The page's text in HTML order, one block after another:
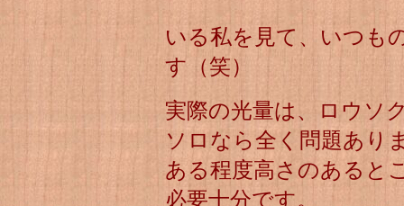
いる私を見て、いつも
す（笑）
実際の光量は、ロウソ
ソロなら全く問題あり
ある程度高さのあると
必要十分です。